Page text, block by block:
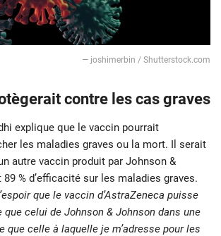
— joshimerbin / Shutterstock.com
contre les cas graves
explique que le vaccin pourrait
les maladies graves ou la mort. Il serait
autre vaccin produit par Johnson &
% d’efficacité sur les maladies graves.
que le vaccin d’AstraZeneca puisse
celui de Johnson & Johnson dans une
que celle à laquelle je m’adresse pour les